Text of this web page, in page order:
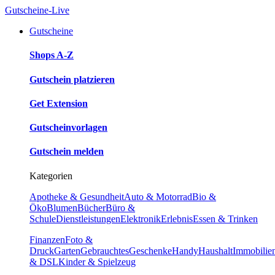
Gutscheine-Live
Gutscheine
Shops A-Z
Gutschein platzieren
Get Extension
Gutscheinvorlagen
Gutschein melden
Kategorien
Apotheke & GesundheitAuto & MotorradBio &
ÖkoBlumenBücherBüro &
SchuleDienstleistungenElektronikErlebnisEssen & Trinken
FinanzenFoto &
DruckGartenGebrauchtesGeschenkeHandyHaushalt
& DSLKinder & Spielzeug